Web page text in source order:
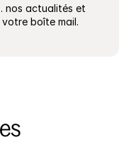
nos actualités et
boîte mail.